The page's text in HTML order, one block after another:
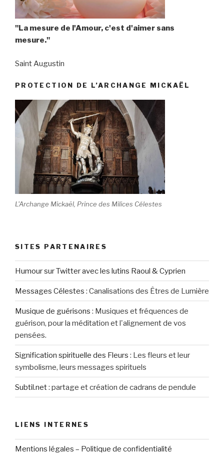
"La mesure de l'Amour, c'est d'aimer sans
mesure."
Saint Augustin
PROTECTION DE L’ARCHANGE MICKAËL
L'Archange Mickaël, Prince des Milices Célestes
SITES PARTENAIRES
Humour sur Twitter avec les lutins Raoul & Cyprien
Messages Célestes : Canalisations des Êtres de Lumière
Musique de guérisons : Musiques et fréquences de
guérison, pour la méditation et l'alignement de vos
pensées.
Signification spirituelle des Fleurs : Les fleurs et leur
symbolisme, leurs messages spirituels
Subtil.net: partage et création de cadrans de pendule
LIENS INTERNES
Mentions légales – Politique de confidentialité